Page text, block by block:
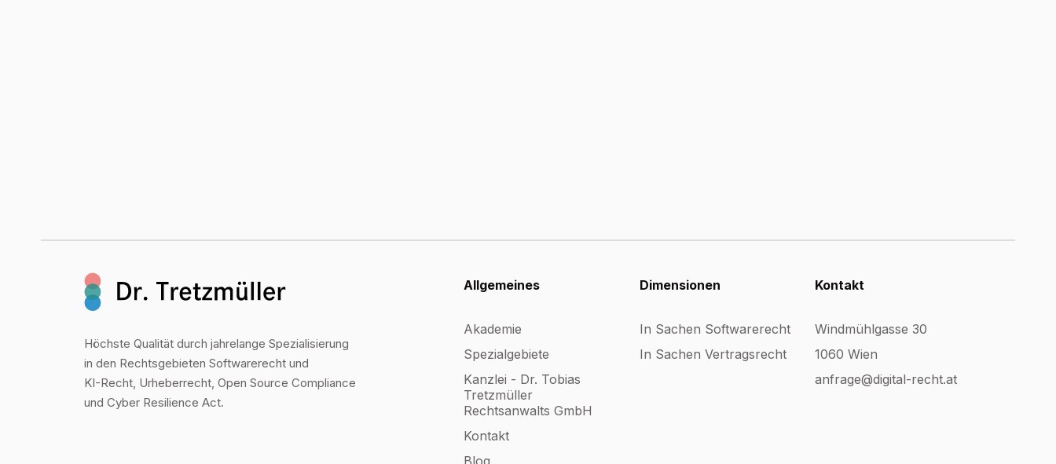
Höchste Qualität durch jahrelange Spezialisierung
in den Rechtsgebieten Softwarerecht und
KI-Recht, Urheberrecht, Open Source Compliance
und Cyber Resilience Act.
Allgemeines
Akademie
Spezialgebiete
Kanzlei - Dr. Tobias
Tretzmüller
Rechtsanwalts GmbH
Kontakt
Blog
Dimensionen
In Sachen Softwarerecht
In Sachen Vertragsrecht
Kontakt
Windmühlgasse 30
1060 Wien
anfrage@digital-recht.at